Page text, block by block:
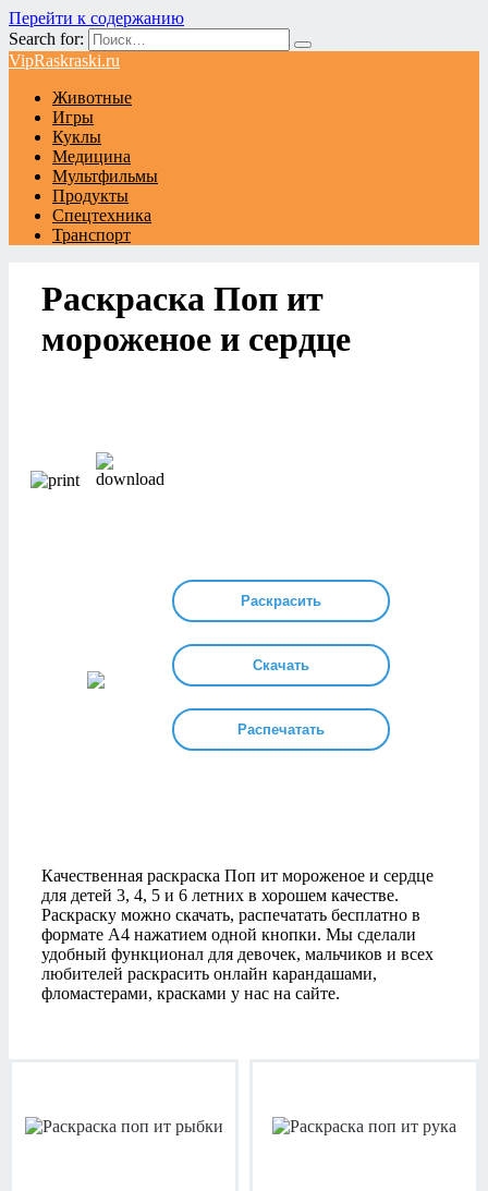
Перейти к содержанию
Search for:
VipRaskraski.ru
Животные
Игры
Куклы
Медицина
Мультфильмы
Продукты
Спецтехника
Транспорт
Раскраска Поп ит
мороженое и сердце
Раскрасить
Скачать
Распечатать
Качественная раскраска Поп ит мороженое и сердце
для детей 3, 4, 5 и 6 летних в хорошем качестве.
Раскраску можно скачать, распечатать бесплатно в
формате А4 нажатием одной кнопки. Мы сделали
удобный функционал для девочек, мальчиков и всех
любителей раскрасить онлайн карандашами,
фломастерами, красками у нас на сайте.